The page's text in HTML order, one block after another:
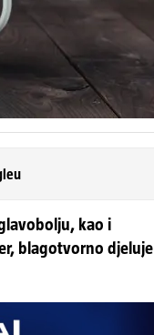
kao i
blagotvorno djeluje